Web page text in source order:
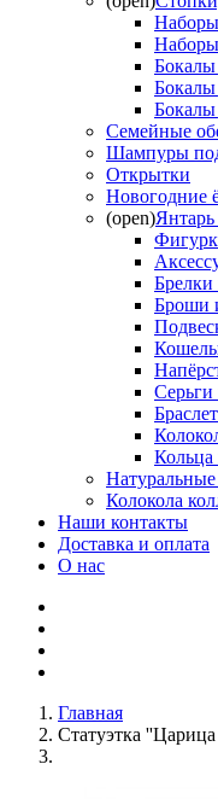
Наборы
Наборы
Бокалы
Семейные
Шампуры
Открытки
Новогодние
(open)Янтарь
Брелки
Броши
Серьги
Кольца
Колокола
Наши контакты
Доставка и оплата
О нас
Главная
Статуэтка